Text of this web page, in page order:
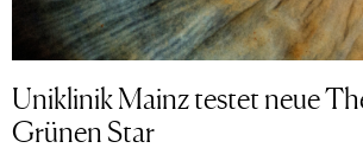
Uniklinik Mainz testet neue
Grünen Star